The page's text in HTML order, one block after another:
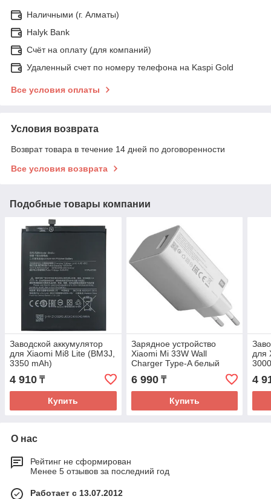
Наличными (г. Алматы)
Halyk Bank
Счёт на оплату (для компаний)
Удаленный счет по номеру телефона на Kaspi Gold
Все условия оплаты
Условия возврата
Возврат товара в течение 14 дней по договоренности
Все условия возврата
Подобные товары компании
Заводской аккумулятор
для Xiaomi Mi8 Lite (BM3J,
3350 mAh)
4 910 ₸
Купить
Зарядное устройство
Xiaomi Mi 33W Wall
Charger Type-A белый
6 990₸
Купить
для
4
О нас
Рейтинг не сформирован
Менее 5 отзывов за последний год
Работает с 13.07.2012